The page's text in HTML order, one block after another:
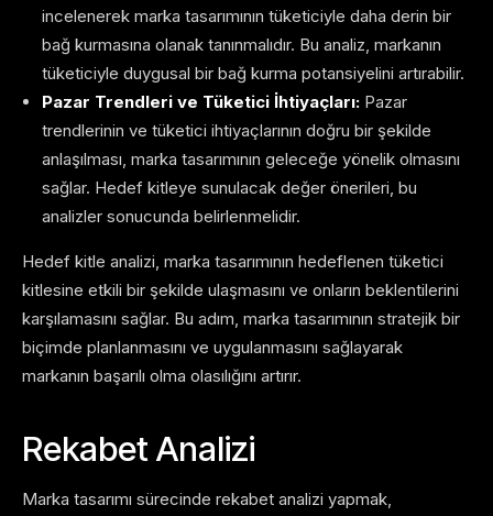
incelenerek marka tasarımının tüketiciyle daha derin bir
bağ kurmasına olanak tanınmalıdır. Bu analiz, markanın
tüketiciyle duygusal bir bağ kurma potansiyelini artırabilir.
Pazar Trendleri ve Tüketici İhtiyaçları: Pazar
trendlerinin ve tüketici ihtiyaçlarının doğru bir şekilde
anlaşılması, marka tasarımının geleceğe yönelik olmasını
sağlar. Hedef kitleye sunulacak değer önerileri, bu
analizler sonucunda belirlenmelidir.
Hedef kitle analizi, marka tasarımının hedeflenen tüketici
kitlesine etkili bir şekilde ulaşmasını ve onların beklentilerini
karşılamasını sağlar. Bu adım, marka tasarımının stratejik bir
biçimde planlanmasını ve uygulanmasını sağlayarak
markanın başarılı olma olasılığını artırır.
Rekabet Analizi
Marka tasarımı sürecinde rekabet analizi yapmak,